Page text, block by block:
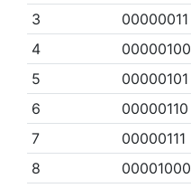
3
00000011
4
00000100
5
00000101
6
00000110
7
00000111
8
00001000